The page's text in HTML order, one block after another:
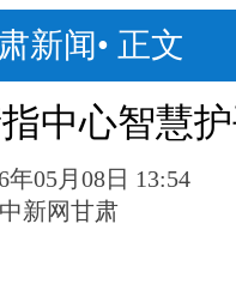
新闻• 正文
中心智慧
年05月08日 13:54
中新网甘肃